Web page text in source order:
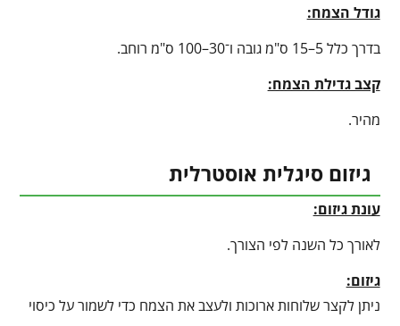
גודל הצמח:
בדרך כלל 5–15 ס"מ גובה ו־30–100 ס"מ רוחב.
קצב גדילת הצמח:
מהיר.
גיזום סיגלית אוסטרלית
עונת גיזום:
לאורך כל השנה לפי הצורך.
גיזום:
ניתן לקצר שלוחות ארוכות ולעצב את הצמח כדי לשמור על כיסוי